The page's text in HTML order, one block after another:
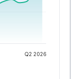
Q2 2026